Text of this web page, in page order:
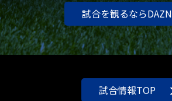
試合を観るならDAZN
試合情報TOP